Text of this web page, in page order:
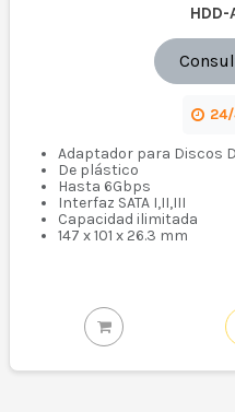
HDD-
Adaptador para Discos
De plástico
Hasta 6Gbps
Interfaz SATA I,II,III
Capacidad ilimitada
147 x 101 x 26.3 mm